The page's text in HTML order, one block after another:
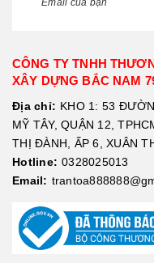
CÔNG TY TNHH
XÂY DỰNG BẮC NAM
Địa chỉ: KHO 1: 53
MỸ TÂY, QUẬN 12,
THỊ ĐÀNH, ẤP 6, XUÂN
Hotline: 0328025013
Email: